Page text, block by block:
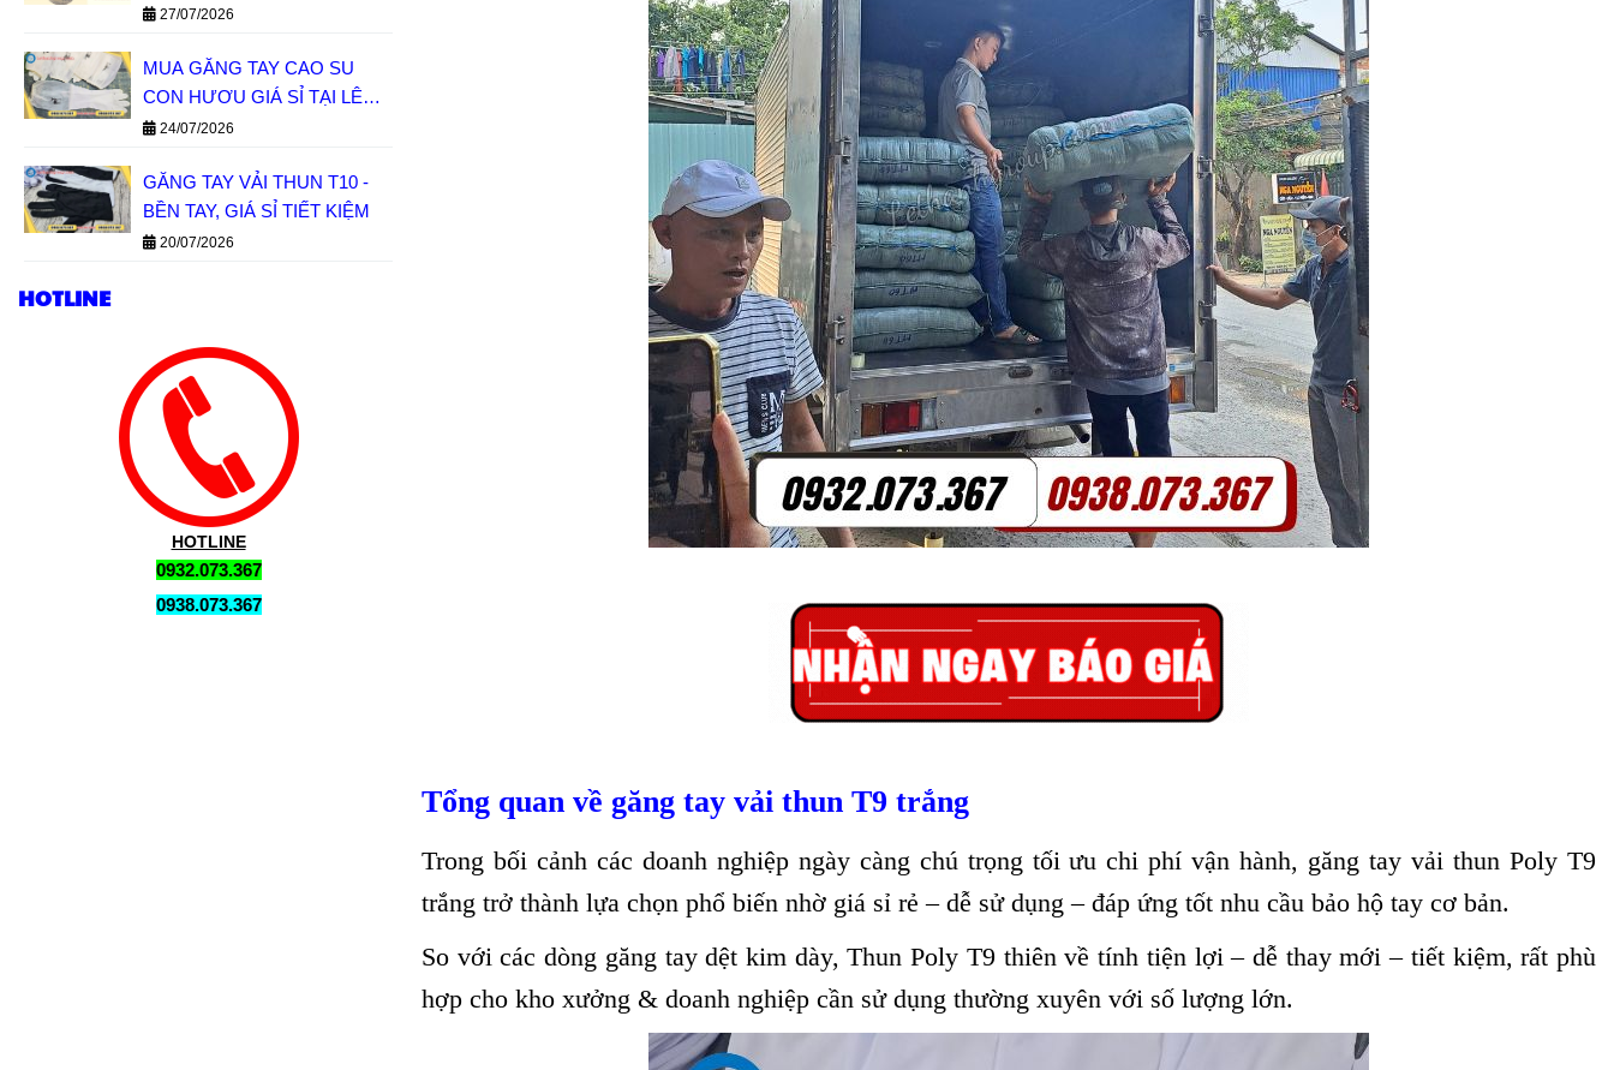
Tổng quan về găng tay vải thun T9 trắng
Trong bối cảnh các doanh nghiệp ngày càng chú trọng tối ưu chi phí vận hành, găng tay vải thun Poly T9
trắng trở thành lựa chọn phổ biến nhờ giá sỉ rẻ – dễ sử dụng – đáp ứng tốt nhu cầu bảo hộ tay cơ bản.
So với các dòng găng tay dệt kim dày, Thun Poly T9 thiên về tính tiện lợi – dễ thay mới – tiết kiệm, rất phù
hợp cho kho xưởng & doanh nghiệp cần sử dụng thường xuyên với số lượng lớn.
GIÁ SỈ MIỀN NAM
27/07/2026
MUA GĂNG TAY CAO SU
CON HƯƠU GIÁ SỈ TẠI LÊ
THANH
24/07/2026
GĂNG TAY VẢI THUN T10 -
BỀN TAY, GIÁ SỈ TIẾT KIỆM
20/07/2026
HOTLINE
HOTLINE
0932.073.367
0938.073.367